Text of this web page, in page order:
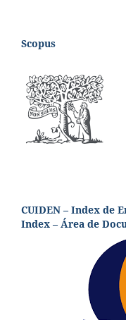
Scopus
CUIDEN – Index de
Index – Área de